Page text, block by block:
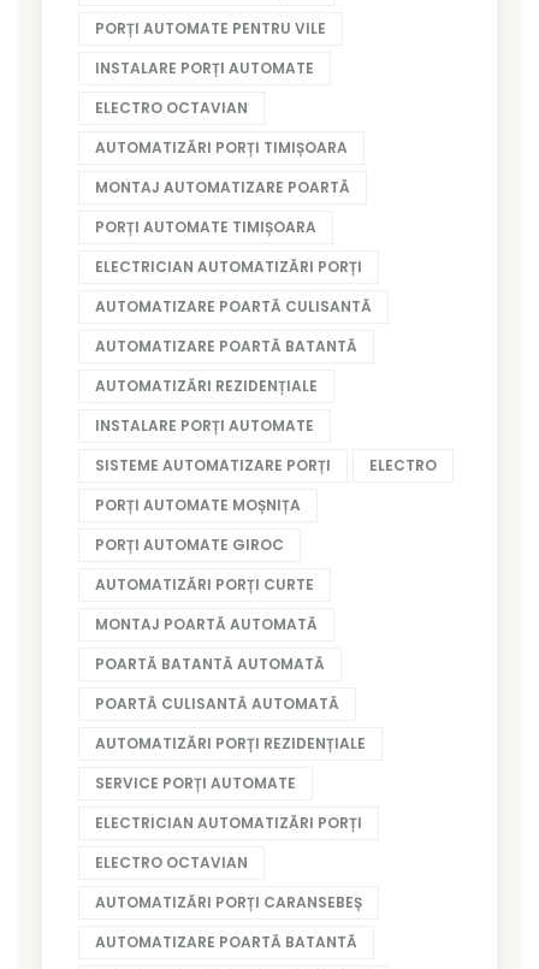
PORȚI AUTOMATE PENTRU VILE
INSTALARE PORȚI AUTOMATE
ELECTRO OCTAVIAN
AUTOMATIZĂRI PORȚI TIMIȘOARA
MONTAJ AUTOMATIZARE POARTĂ
PORȚI AUTOMATE TIMIȘOARA
ELECTRICIAN AUTOMATIZĂRI PORȚI
AUTOMATIZARE POARTĂ CULISANTĂ
AUTOMATIZARE POARTĂ BATANTĂ
AUTOMATIZĂRI REZIDENȚIALE
INSTALARE PORȚI AUTOMATE
SISTEME AUTOMATIZARE PORȚI
ELECTRO
PORȚI AUTOMATE MOȘNIȚA
PORȚI AUTOMATE GIROC
AUTOMATIZĂRI PORȚI CURTE
MONTAJ POARTĂ AUTOMATĂ
POARTĂ BATANTĂ AUTOMATĂ
POARTĂ CULISANTĂ AUTOMATĂ
AUTOMATIZĂRI PORȚI REZIDENȚIALE
SERVICE PORȚI AUTOMATE
ELECTRICIAN AUTOMATIZĂRI PORȚI
ELECTRO OCTAVIAN
AUTOMATIZĂRI PORȚI CARANSEBEȘ
AUTOMATIZARE POARTĂ BATANTĂ